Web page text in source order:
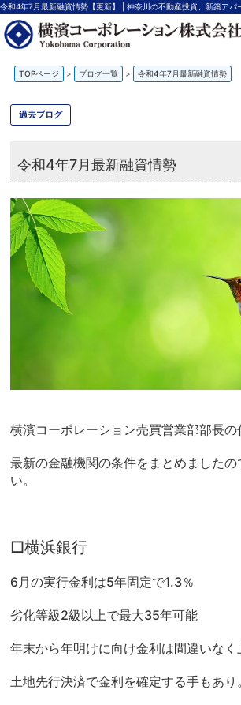
TOPページ > ブログ一覧 > 令和4年7月最新融資情勢
過去ブログ
令和4年7月最新融資情勢
横濱コーポレーション売買営業部部長の
最新の金融機関の条件をまとめましたの
い。
□横浜銀行
6月の実行金利は5年固定で1.3％
劣化等級2級以上で最大35年可能
年末から年明けに向け金利は間違いなく
土地先行決済で金利を確定する手もあり